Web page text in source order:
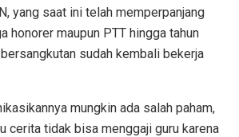
yang saat ini telah memperpanjang
honorer maupun PTT hingga tahun
sudah kembali bekerja
mungkin ada salah paham,
cerita tidak bisa menggaji guru karena